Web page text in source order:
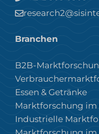
Branchen
B2B-
Essen & Getränke
Marktforschung im
Industrielle